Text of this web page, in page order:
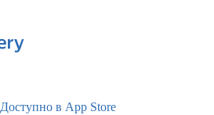
Доступно в App Store